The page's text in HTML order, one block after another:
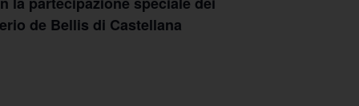
de Bellis di Castellana